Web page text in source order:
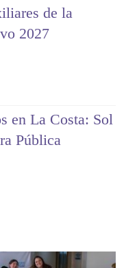
de la
2027
en La Costa: Sol
Pública